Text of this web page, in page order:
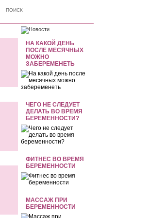
НА КАКОЙ ДЕНЬ
ПОСЛЕ МЕСЯЧНЫХ
МОЖНО
ЗАБЕРЕМЕНЕТЬ
ЧЕГО НЕ СЛЕДУЕТ
ДЕЛАТЬ ВО ВРЕМЯ
БЕРЕМЕННОСТИ?
ФИТНЕС ВО ВРЕМЯ
БЕРЕМЕННОСТИ
МАССАЖ ПРИ
БЕРЕМЕННОСТИ